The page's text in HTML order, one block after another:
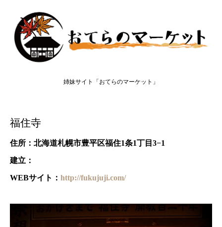
姉妹サイト「おてらのマーケット」
福住寺
住所：北海道札幌市豊平区福住1条1丁目3−1
建立：
WEBサイト： http://fukujuji.com/